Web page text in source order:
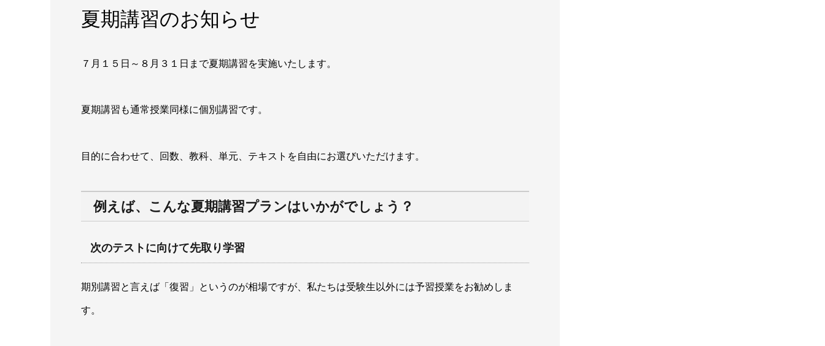
夏期講習のお知らせ
７月１５日～８月３１日まで夏期講習を実施いたします。
夏期講習も通常授業同様に個別講習です。
目的に合わせて、回数、教科、単元、テキストを自由にお選びいただけます。
例えば、こんな夏期講習プランはいかがでしょう？
次のテストに向けて先取り学習
期別講習と言えば「復習」というのが相場ですが、私たちは受験生以外には予習授業をお勧めしま
す。